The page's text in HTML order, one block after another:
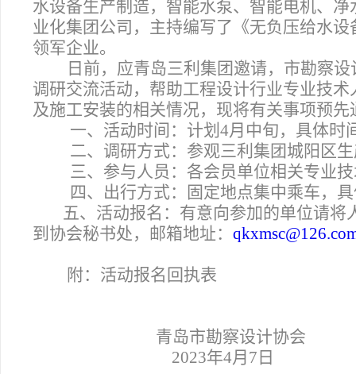
水设备生产制造，智能水泵、智能电机、
业化集团公司，主持编写了《无负压给水
领军企业。
日前，应青岛三利集团邀请，市勘察
调研交流活动，帮助工程设计行业专业技
及施工安装的相关情况，现将有关事项预先
一、活动时间： 计划4月中旬，具体时
二、调研方式： 参观三利集团城阳区
三、参与人员： 各会员单位相关专业
四、出行方式：
固定地点集中乘车，
五、活动报名： 有意向参加的单位请将
到协会秘书处，邮箱地址：
附：活动报名回执表
青岛市勘察设计协会
2023年4月7日